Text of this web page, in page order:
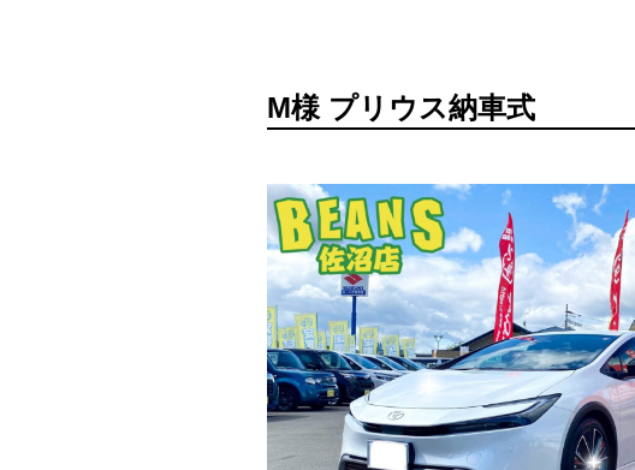
お問い合わせ
新着情報 プライバシーポリシー サイトマップ
M様 プリウス納車式